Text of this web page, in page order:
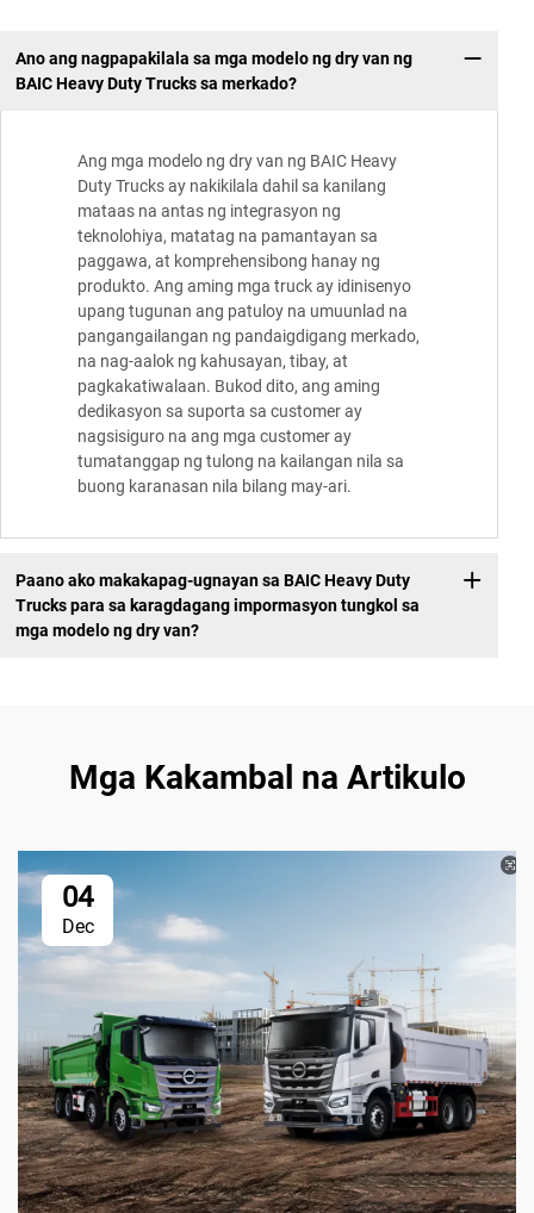
Ano ang nagpapakilala sa mga modelo ng dry van ng
BAIC Heavy Duty Trucks sa merkado?
Ang mga modelo ng dry van ng BAIC Heavy
Duty Trucks ay nakikilala dahil sa kanilang
mataas na antas ng integrasyon ng
teknolohiya, matatag na pamantayan sa
paggawa, at komprehensibong hanay ng
produkto. Ang aming mga truck ay idinisenyo
upang tugunan ang patuloy na umuunlad na
pangangailangan ng pandaigdigang merkado,
na nag-aalok ng kahusayan, tibay, at
pagkakatiwalaan. Bukod dito, ang aming
dedikasyon sa suporta sa customer ay
nagsisiguro na ang mga customer ay
tumatanggap ng tulong na kailangan nila sa
buong karanasan nila bilang may-ari.
Paano ako makakapag-ugnayan sa BAIC Heavy Duty
Trucks para sa karagdagang impormasyon tungkol sa
mga modelo ng dry van?
Mga Kakambal na Artikulo
04
Dec